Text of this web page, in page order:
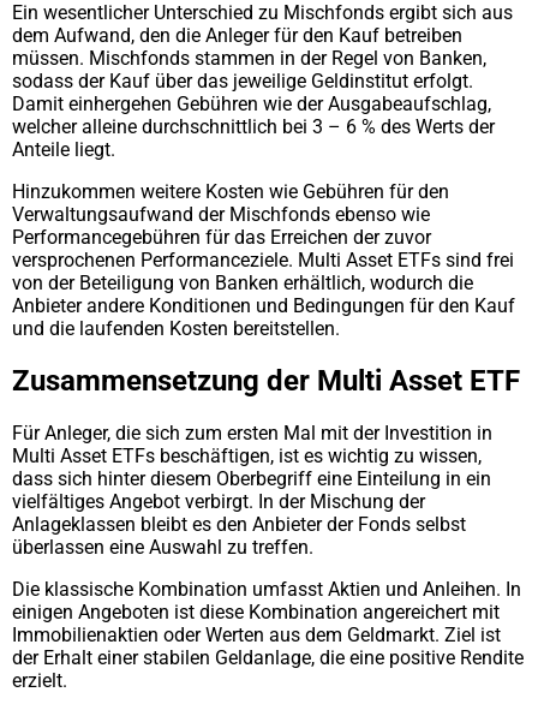
Ein wesentlicher Unterschied zu Mischfonds ergibt sich aus
dem Aufwand, den die Anleger für den Kauf betreiben
müssen. Mischfonds stammen in der Regel von Banken,
sodass der Kauf über das jeweilige Geldinstitut erfolgt.
Damit einhergehen Gebühren wie der Ausgabeaufschlag,
welcher alleine durchschnittlich bei 3 – 6 % des Werts der
Anteile liegt.
Hinzukommen weitere Kosten wie Gebühren für den
Verwaltungsaufwand der Mischfonds ebenso wie
Performancegebühren für das Erreichen der zuvor
versprochenen Performanceziele. Multi Asset ETFs sind frei
von der Beteiligung von Banken erhältlich, wodurch die
Anbieter andere Konditionen und Bedingungen für den Kauf
und die laufenden Kosten bereitstellen.
Zusammensetzung der Multi Asset ETF
Für Anleger, die sich zum ersten Mal mit der Investition in
Multi Asset ETFs beschäftigen, ist es wichtig zu wissen,
dass sich hinter diesem Oberbegriff eine Einteilung in ein
vielfältiges Angebot verbirgt. In der Mischung der
Anlageklassen bleibt es den Anbieter der Fonds selbst
überlassen eine Auswahl zu treffen.
Die klassische Kombination umfasst Aktien und Anleihen. In
einigen Angeboten ist diese Kombination angereichert mit
Immobilienaktien oder Werten aus dem Geldmarkt. Ziel ist
der Erhalt einer stabilen Geldanlage, die eine positive Rendite
erzielt.